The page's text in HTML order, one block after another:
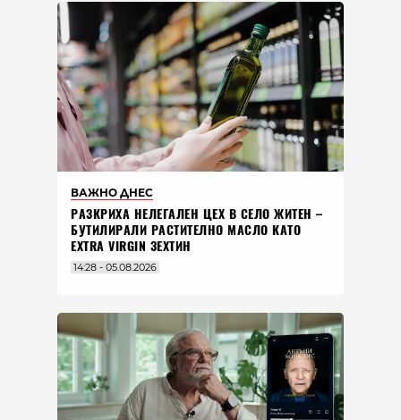
ВАЖНО ДНЕС
РАЗКРИХА НЕЛЕГАЛЕН ЦЕХ В СЕЛО ЖИТЕН –
БУТИЛИРАЛИ РАСТИТЕЛНО МАСЛО КАТО
EXTRA VIRGIN ЗЕХТИН
14:28 - 05.08.2026